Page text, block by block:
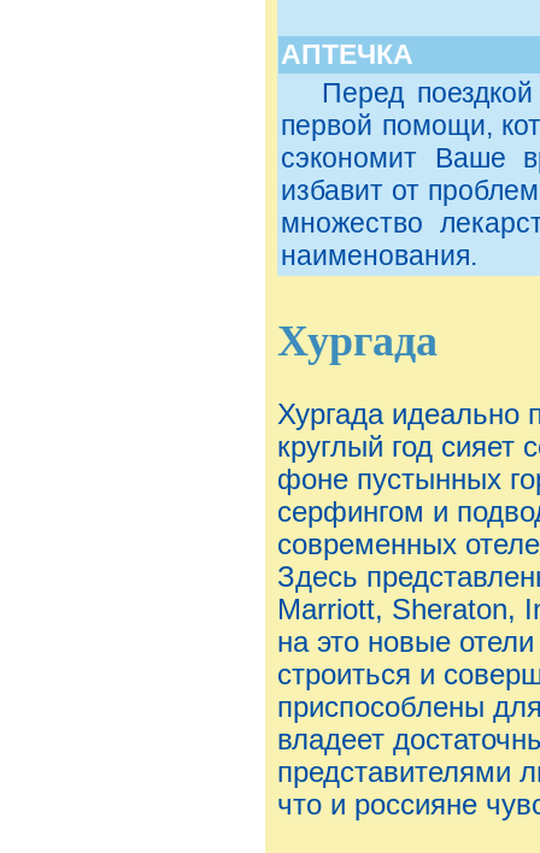
АПТЕЧКА
Перед поездкой
первой помощи,
сэкономит Ваше
избавит от
множество
наименования.
Хургада
Хургада идеально
круглый год
фоне пустынных
серфингом и
современных
Здесь
Marriott, Sheraton,
на это новые
строиться и
приспособлены
владеет
представителями
что и россияне